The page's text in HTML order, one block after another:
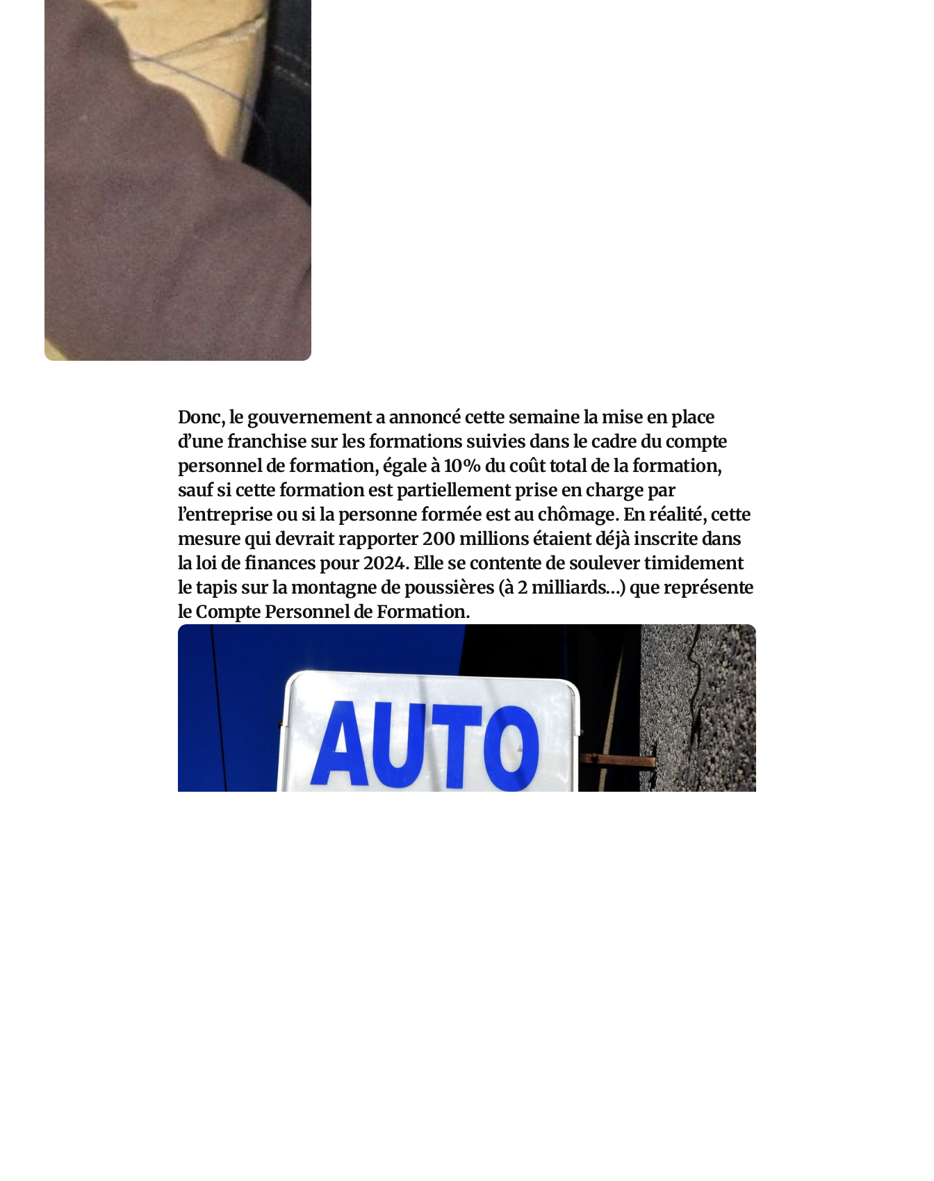
Donc, le gouvernement a annoncé cette semaine la mise en place
d’une franchise sur les formations suivies dans le cadre du compte
personnel de formation, égale à 10% du coût total de la formation,
sauf si cette formation est partiellement prise en charge par
l’entreprise ou si la personne formée est au chômage. En réalité, cette
mesure qui devrait rapporter 200 millions étaient déjà inscrite dans
la loi de finances pour 2024. Elle se contente de soulever timidement
le tapis sur la montagne de poussières (à 2 milliards…) que représente
le Compte Personnel de Formation.